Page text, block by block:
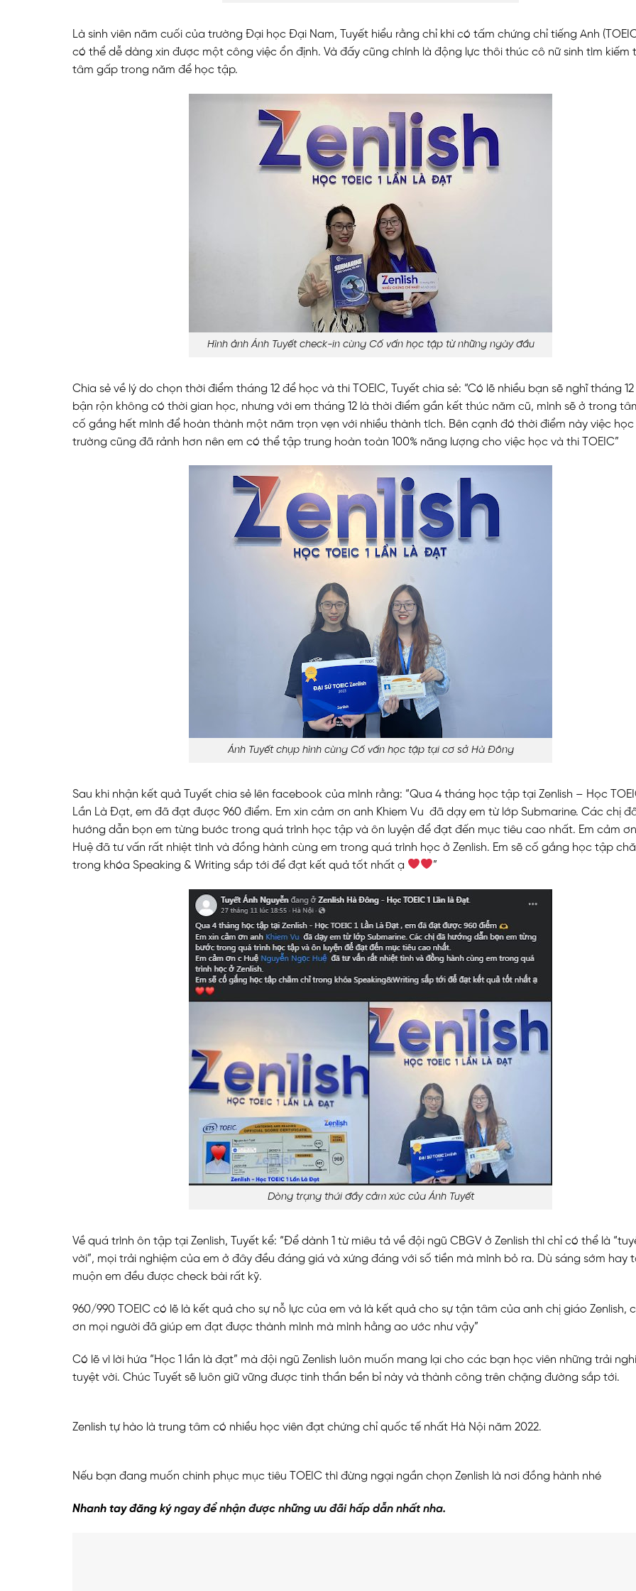
Là sinh viên năm cuối của trường Đại học Đại Nam, Tuyết hiểu rằng chỉ khi có tấm chứng chỉ tiếng Anh
có thể dễ dàng xin được một công việc ổn định. Và đấy cũng chính là động lực thôi thúc cô nữ sinh tìm kiếm
tâm gấp trong năm để học tập.
Hình ảnh Ánh Tuyết check-in cùng Cố vấn học tập từ những ngày đầu
Chia sẻ về lý do chọn thời điểm tháng 12 để học và thi TOEIC, Tuyết chia sẻ: “Có lẽ nhiều bạn sẽ nghĩ tháng 12
bận rộn không có thời gian học, nhưng với em tháng 12 là thời điểm gần kết thúc năm cũ, mình sẽ ở trong
cố gắng hết mình để hoàn thành một năm trọn vẹn với nhiều thành tích. Bên cạnh đó thời điểm này việc học
trường cũng đã rảnh hơn nên em có thể tập trung hoàn toàn 100% năng lượng cho việc học và thi TOEIC”
Ánh Tuyết chụp hình cùng Cố vấn học tập tại cơ sở Hà Đông
Sau khi nhận kết quả Tuyết chia sẻ lên facebook của mình rằng: “Qua 4 tháng học tập tại Zenlish – Học
Lần Là Đạt, em đã đạt được 960 điểm. Em xin cảm ơn anh Khiem Vu đã dạy em từ lớp Submarine. Các chị
hướng dẫn bọn em từng bước trong quá trình học tập và ôn luyện để đạt đến mục tiêu cao nhất. Em cảm
Huệ đã tư vấn rất nhiệt tình và đồng hành cùng em trong quá trình học ở Zenlish. Em sẽ cố gắng học tập
trong khóa Speaking & Writing sắp tới để đạt kết quả tốt nhất ạ
”
Dòng trạng thái đầy cảm xúc của Ánh Tuyết
Về quá trình ôn tập tại Zenlish, Tuyết kể: “Để dành 1 từ miêu tả về đội ngũ CBGV ở Zenlish thì chỉ có thể là
vời”, mọi trải nghiệm của em ở đây đều đáng giá và xứng đáng với số tiền mà mình bỏ ra. Dù sáng sớm hay
muộn em đều được check bài rất kỹ.
960/990 TOEIC có lẽ là kết quả cho sự nỗ lực của em và là kết quả cho sự tận tâm của anh chị giáo Zenlish,
ơn mọi người đã giúp em đạt được thành mình mà mình hằng ao ước như vậy”
Có lẽ vì lời hứa “Học 1 lần là đạt” mà đội ngũ Zenlish luôn muốn mang lại cho các bạn học viên những trải
tuyệt vời. Chúc Tuyết sẽ luôn giữ vững được tinh thần bền bỉ này và thành công trên chặng đường sắp tới.
Zenlish tự hào là trung tâm có nhiều học viên đạt chứng chỉ quốc tế nhất Hà Nội năm 2022.
Nếu bạn đang muốn chinh phục mục tiêu TOEIC thì đừng ngại ngần chọn Zenlish là nơi đồng hành nhé
Nhanh tay đăng kýngay để nhận được những ưu đãi hấp dẫn nhất nha.